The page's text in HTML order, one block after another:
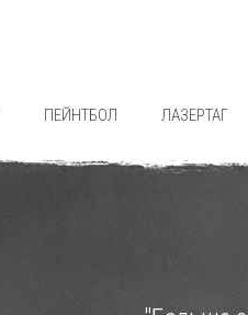
ПЕЙНТБОЛ ЛАЗЕРТАГ